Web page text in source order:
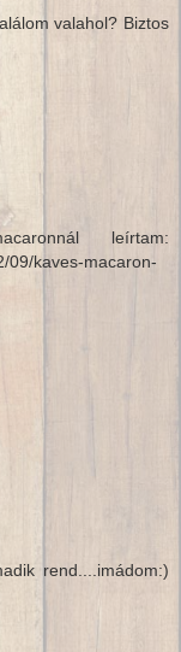
valahol? Biztos
leírtam:
09/kaves-macaron-
rend....imádom:)